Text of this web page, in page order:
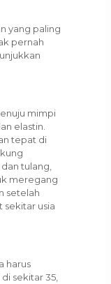
yang paling
pernah
mimpi
elastin.
tepat di
tulang,
meregang
setelah
sekitar usia
harus
sekitar 35,